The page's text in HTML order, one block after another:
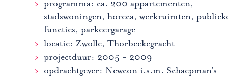
programma: ca. 200 appartementen,
stadswoningen, horeca, werkruimten,
functies, parkeergarage
locatie: Zwolle, Thorbeckegracht
projectduur: 2005 - 2009
opdrachtgever: Newcon i.s.m. Schaepman’s